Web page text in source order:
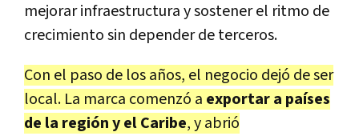
mejorar infraestructura y sostener el ritmo de
crecimiento sin depender de terceros.
Con el paso de los años, el negocio dejó de ser
local. La marca comenzó a exportar a países
de la región y el Caribe, y abrió